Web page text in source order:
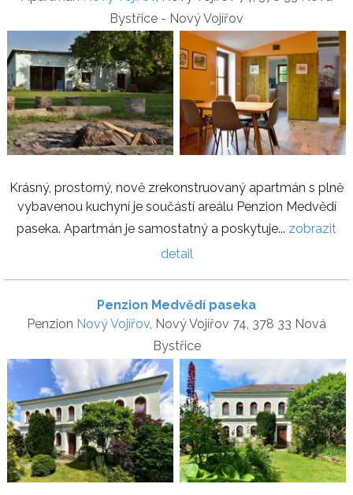
Bystřice - Nový Vojířov
Krásný, prostorný, nově zrekonstruovaný apartmán s plně
vybavenou kuchyní je součástí areálu Penzion Medvědí
paseka. Apartmán je samostatný a poskytuje... zobrazit
detail
Penzion Medvědí paseka
Penzion Nový Vojířov, Nový Vojířov 74, 378 33 Nová
Bystřice